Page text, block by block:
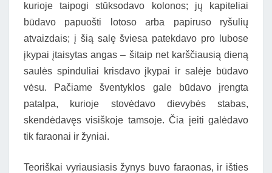
kurioje taipogi stūksodavo kolonos; jų kapiteliai
būdavo papuošti lotoso arba papiruso ryšulių
atvaizdais; į šią salę šviesa patekdavo pro lubose
įkypai įtaisytas angas – šitaip net karščiausią dieną
saulės spinduliai krisdavo įkypai ir salėje būdavo
vėsu. Pačiame šventyklos gale būdavo įrengta
patalpa, kurioje stovėdavo dievybės stabas,
skendėdavęs visiškoje tamsoje. Čia įeiti galėdavo
tik faraonai ir žyniai.
Teoriškai vyriausiasis žynys buvo faraonas, ir išties